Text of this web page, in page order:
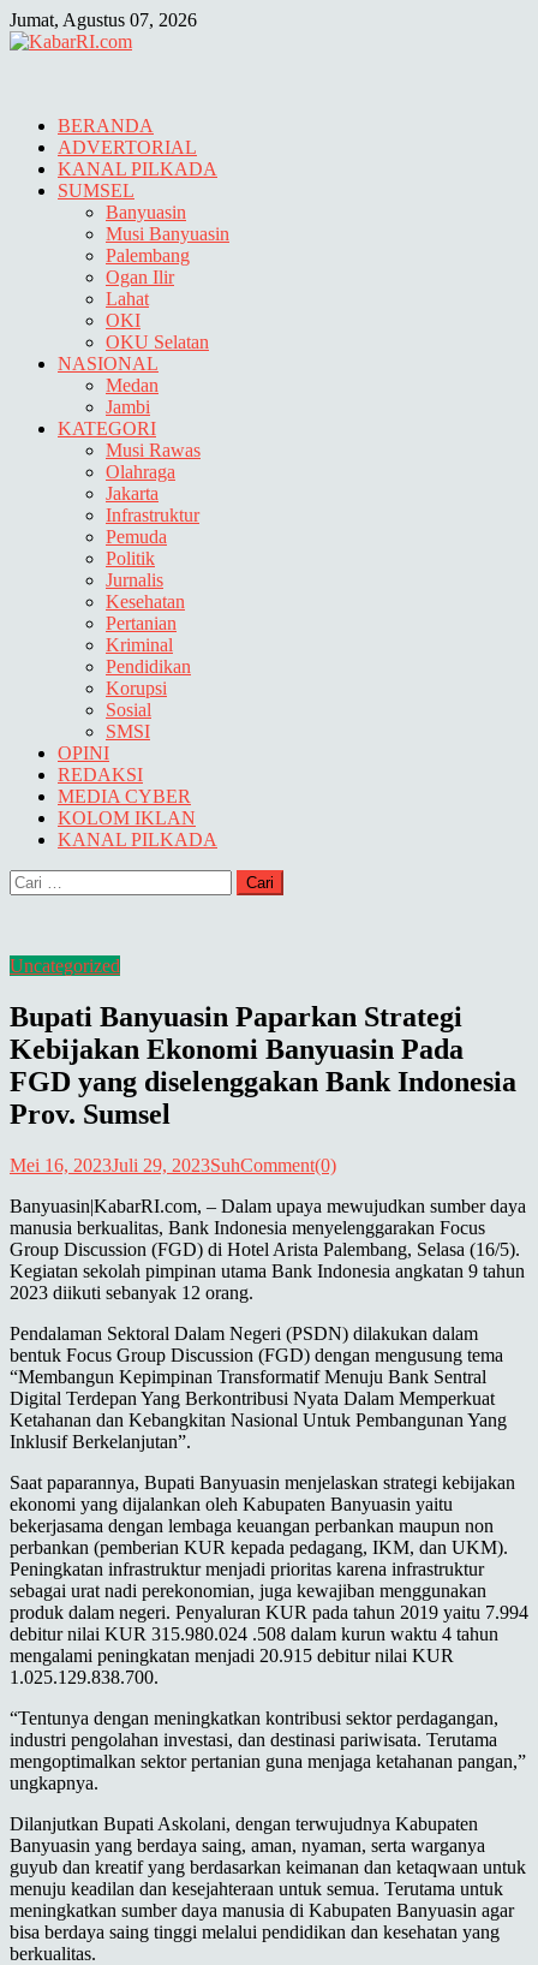
Skip
to
Jumat, Agustus 07, 2026
BERANDA
ADVERTORIAL
KANAL PILKADA
SUMSEL
Banyuasin
Musi Banyuasin
Palembang
Ogan Ilir
Lahat
OKI
OKU Selatan
NASIONAL
Medan
Jambi
KATEGORI
Musi Rawas
Olahraga
Jakarta
Infrastruktur
Pemuda
Politik
Jurnalis
Kesehatan
Pertanian
Kriminal
Pendidikan
Korupsi
Sosial
SMSI
OPINI
REDAKSI
MEDIA CYBER
KOLOM IKLAN
KANAL PILKADA
Cari
untuk:
Uncategorized
Bupati Banyuasin Paparkan Strategi
Kebijakan Ekonomi Banyuasin Pada
FGD yang diselenggakan Bank Indonesia
Prov. Sumsel
Mei 16, 2023Juli 29, 2023SuhComment(0)
Banyuasin|KabarRI.com, – Dalam upaya mewujudkan sumber daya
manusia berkualitas, Bank Indonesia menyelenggarakan Focus
Group Discussion (FGD) di Hotel Arista Palembang, Selasa (16/5).
Kegiatan sekolah pimpinan utama Bank Indonesia angkatan 9 tahun
2023 diikuti sebanyak 12 orang.
Pendalaman Sektoral Dalam Negeri (PSDN) dilakukan dalam
bentuk Focus Group Discussion (FGD) dengan mengusung tema
“Membangun Kepimpinan Transformatif Menuju Bank Sentral
Digital Terdepan Yang Berkontribusi Nyata Dalam Memperkuat
Ketahanan dan Kebangkitan Nasional Untuk Pembangunan Yang
Inklusif Berkelanjutan”.
Saat paparannya, Bupati Banyuasin menjelaskan strategi kebijakan
ekonomi yang dijalankan oleh Kabupaten Banyuasin yaitu
bekerjasama dengan lembaga keuangan perbankan maupun non
perbankan (pemberian KUR kepada pedagang, IKM, dan UKM).
Peningkatan infrastruktur menjadi prioritas karena infrastruktur
sebagai urat nadi perekonomian, juga kewajiban menggunakan
produk dalam negeri. Penyaluran KUR pada tahun 2019 yaitu 7.994
debitur nilai KUR 315.980.024 .508 dalam kurun waktu 4 tahun
mengalami peningkatan menjadi 20.915 debitur nilai KUR
1.025.129.838.700.
“Tentunya dengan meningkatkan kontribusi sektor perdagangan,
industri pengolahan investasi, dan destinasi pariwisata. Terutama
mengoptimalkan sektor pertanian guna menjaga ketahanan pangan,”
ungkapnya.
Dilanjutkan Bupati Askolani, dengan terwujudnya Kabupaten
Banyuasin yang berdaya saing, aman, nyaman, serta warganya
guyub dan kreatif yang berdasarkan keimanan dan ketaqwaan untuk
menuju keadilan dan kesejahteraan untuk semua. Terutama untuk
meningkatkan sumber daya manusia di Kabupaten Banyuasin agar
bisa berdaya saing tinggi melalui pendidikan dan kesehatan yang
berkualitas.